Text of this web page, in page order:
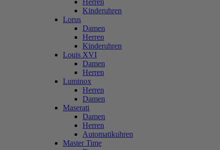
Herren
Kinderuhren
Lorus
Damen
Herren
Kinderuhren
Louis XVI
Damen
Herren
Luminox
Herren
Damen
Maserati
Damen
Herren
Automatikuhren
Master Time